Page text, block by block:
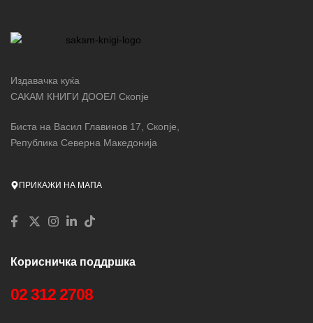
Издавачка куќа
САКАМ КНИГИ ДООЕЛ Скопје
Биста на Васил Главинов 17, Скопје,
Република Северна Македонија
ПРИКАЖИ НА МАПА
Корисничка поддршка
02 312 2708